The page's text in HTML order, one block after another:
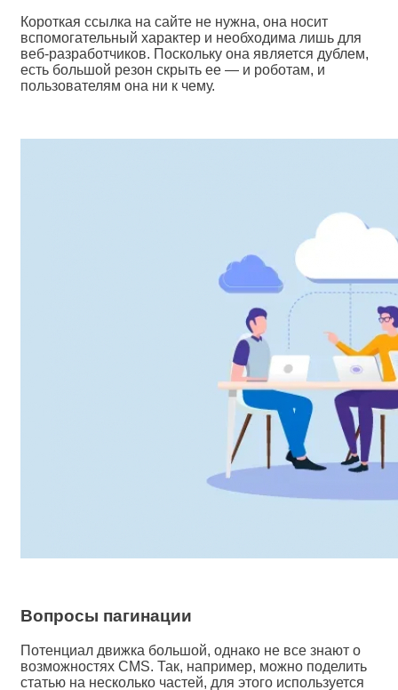
Короткая ссылка на сайте не нужна, она носит
вспомогательный характер и необходима лишь для
веб-разработчиков. Поскольку она является дублем,
есть большой резон скрыть ее — и роботам, и
пользователям она ни к чему.
Вопросы пагинации
Потенциал движка большой, однако не все знают о
возможностях CMS. Так, например, можно поделить
статью на несколько частей, для этого используется